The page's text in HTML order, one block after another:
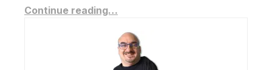
Continue reading…